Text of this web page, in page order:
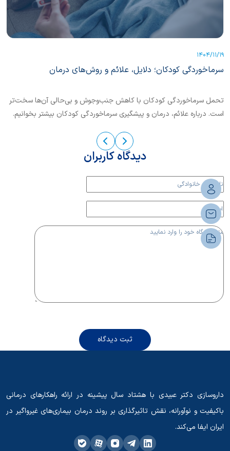
1404/11/19
سرماخوردگی کودکان؛ دلایل، علائم و روش‌های درمان
تحمل سرماخوردگی کودکان با کاهش جنب‌و‌‌جوش و بی‌حالی آن‌ها سخت‌تر
است. درباره علائم، درمان و پیشگیری سرماخوردگی کودکان بیشتر بخوانیم.
دیدگاه کاربران
ثبت دیدگاه
داروسازی دکتر عبیدی با هشتاد سال پیشینه در ارائه راهکارهای درمانی
باکیفیت و نوآورانه، نقش تاثیرگذاری بر روند درمان بیماری‌های غیرواگیر در
ایران ایفا می‌کند.